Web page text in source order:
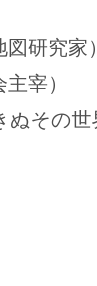
図研究
主宰）
ぬその